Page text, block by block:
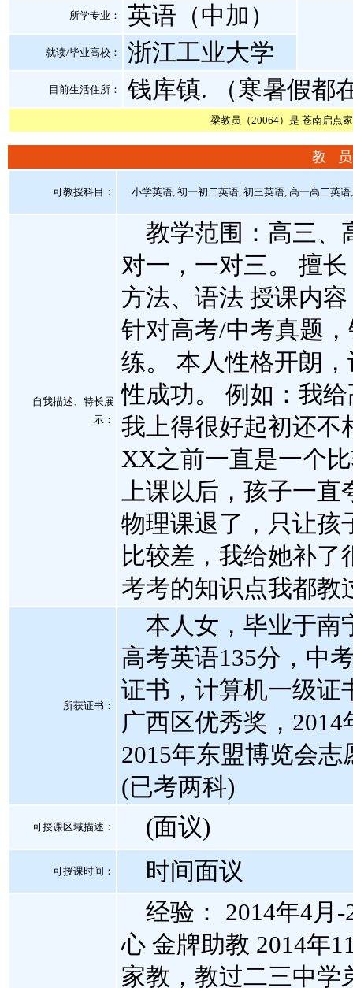
所学专业： 英语（中加）
就读/毕业高校： 浙江工业大学
目前生活住所： 钱库镇. （寒暑假都
梁教员（20064）是 苍南启点
教
可教授科目： 小学英语, 初一初二英语, 初三英语, 高一高二英语
自我描述、特长展
示 ：
教学范围：高三、
对一，一对三。 擅
方法、语法 授课内
针对高考/中考真题
练。 本人性格开朗
性成功。 例如：我
我上得很好起初还不
XX之前一直是一个
上课以后，孩子一直
物理课退了，只让孩
比较差，我给她补
考考的知识点我都教
所获证书 ：
本人女，毕业于南
高考英语135分，中
证书，计算机一级证
广西区优秀奖，
2015年东盟博览会
(已考两科)
可授课区域描述： (面议)
可授课时间：
时间面议
经验： 2014年4月-
心 金牌助教 2014年
家教，教过二三中学